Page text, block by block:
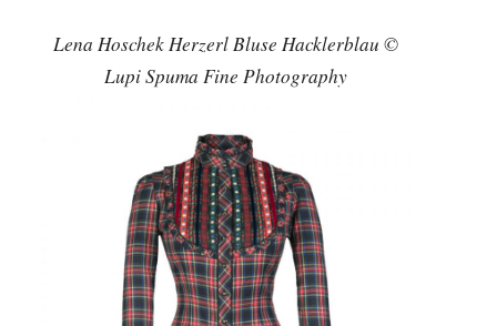
Lena Hoschek Herzerl Bluse Hacklerblau ©
Lupi Spuma Fine Photography